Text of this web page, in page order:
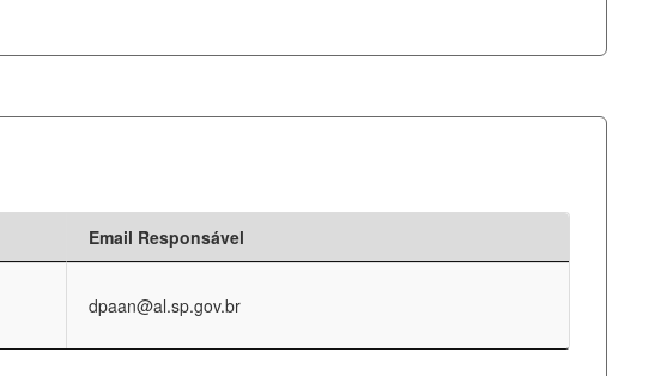
Email Responsável
dpaan@al.sp.gov.br